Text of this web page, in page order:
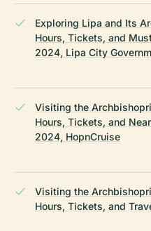
Exploring Lipa and Its
Hours, Tickets, and
2024, Lipa City
Visiting the
Hours, Tickets, and
2024, HopnCruise
Visiting the
Hours, Tickets, and